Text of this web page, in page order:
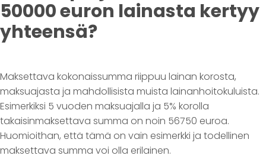
50000 euron lainasta kertyy
yhteensä?
Maksettava kokonaissumma riippuu lainan korosta,
maksuajasta ja mahdollisista muista lainanhoitokuluista.
Esimerkiksi 5 vuoden maksuajalla ja 5% korolla
takaisinmaksettava summa on noin 56750 euroa.
Huomioithan, että tämä on vain esimerkki ja todellinen
maksettava summa voi olla erilainen.